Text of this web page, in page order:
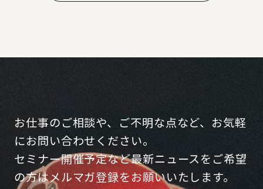
お仕事のご相談や、ご不明な点など、お気軽
にお問い合わせください。
セミナー開催予定など最新ニュースをご希望
の方はメルマガ登録をお願いいたします。